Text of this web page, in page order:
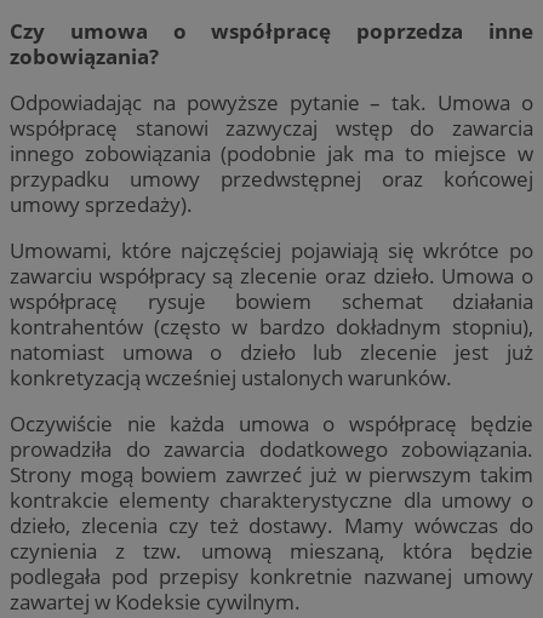
Czy umowa o współpracę poprzedza inne
zobowiązania?
Odpowiadając na powyższe pytanie – tak. Umowa o
współpracę stanowi zazwyczaj wstęp do zawarcia
innego zobowiązania (podobnie jak ma to miejsce w
przypadku umowy przedwstępnej oraz końcowej
umowy sprzedaży).
Umowami, które najczęściej pojawiają się wkrótce po
zawarciu współpracy są zlecenie oraz dzieło. Umowa o
współpracę rysuje bowiem schemat działania
kontrahentów (często w bardzo dokładnym stopniu),
natomiast umowa o dzieło lub zlecenie jest już
konkretyzacją wcześniej ustalonych warunków.
Oczywiście nie każda umowa o współpracę będzie
prowadziła do zawarcia dodatkowego zobowiązania.
Strony mogą bowiem zawrzeć już w pierwszym takim
kontrakcie elementy charakterystyczne dla umowy o
dzieło, zlecenia czy też dostawy. Mamy wówczas do
czynienia z tzw. umową mieszaną, która będzie
podlegała pod przepisy konkretnie nazwanej umowy
zawartej w Kodeksie cywilnym.